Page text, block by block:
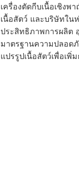
เครื่องตัดกีบเนื้อเชิง
เนื้อสัตว์ และบริษัทใน
ประสิทธิภาพการผลิต
มาตรฐานความปลอด
แปรรูปเนื้อสัตว์เพื่อเ